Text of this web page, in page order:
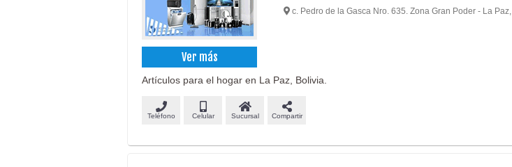
Ver más
c. Pedro de la Gasca Nro. 635. Zona Gran Poder - La Paz,
Artículos para el hogar en La Paz, Bolivia.
Teléfono Celular Sucursal Compartir